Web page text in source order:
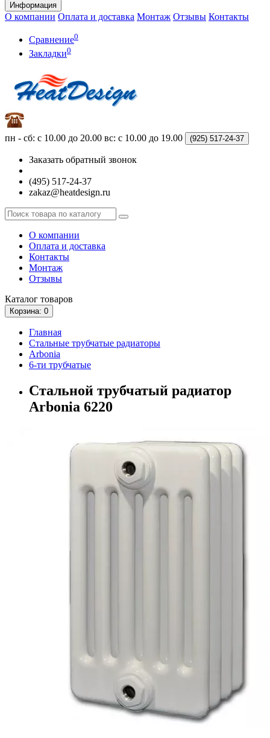
Информация
О компании Оплата и доставка Монтаж Отзывы Контакты
Сравнение0
Закладки0
пн - сб: с 10.00 до 20.00 вс: с 10.00 до 19.00 (925) 517-24-37
Заказать обратный звонок
(495) 517-24-37
zakaz@heatdesign.ru
О компании
Оплата и доставка
Контакты
Монтаж
Отзывы
Каталог товаров
Корзина: 0
Главная
Стальные трубчатые радиаторы
Arbonia
6-ти трубчатые
Стальной трубчатый радиатор
Arbonia 6220